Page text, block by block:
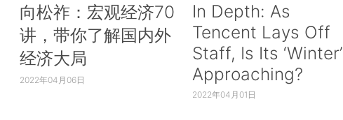
向松祚：宏观经济70
讲，带你了解国内外
经济大局
2022年04月06日
In Depth: As
Tencent Lays Off
Staff, Is Its ‘Winter’
Approaching?
2022年04月01日